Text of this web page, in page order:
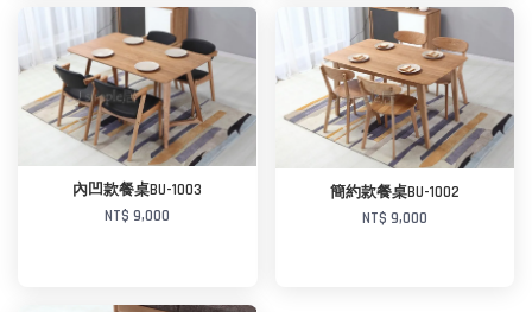
加入購物車
加入購物車
內凹款餐桌BU-1003
NT$ 9,000
簡約款餐桌BU-1002
NT$ 9,000